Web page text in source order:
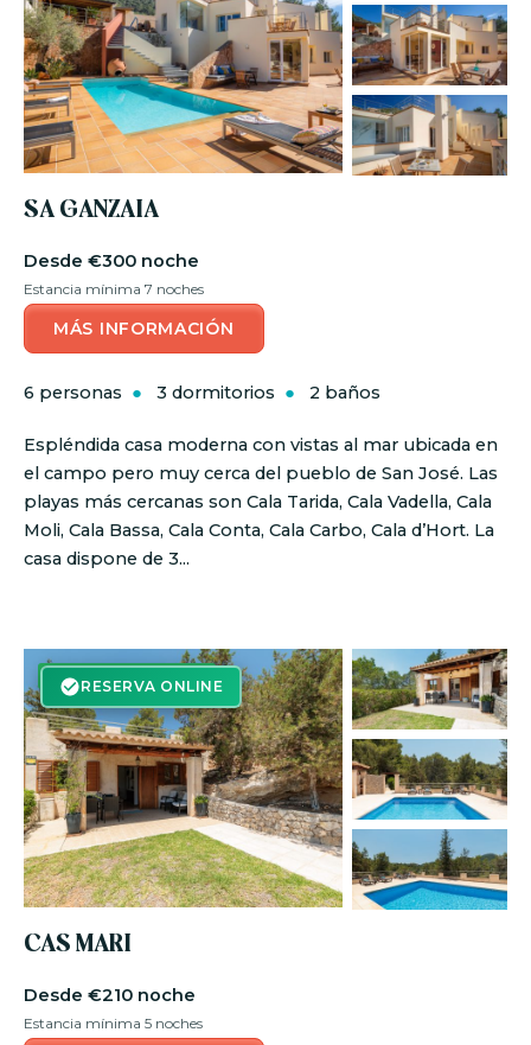
SA GANZAIA
€300 noche
Estancia mínima 7 noches
MÁS INFORMACIÓN
6 personas 3 dormitorios 2 baños
Espléndida casa moderna con vistas al mar ubicada en
el campo pero muy cerca del pueblo de San José. Las
playas más cercanas son Cala Tarida, Cala Vadella, Cala
Moli, Cala Bassa, Cala Conta, Cala Carbo, Cala d’Hort. La
casa dispone de 3...
RESERVA ONLINE
RESERVA ON-LINE
CAS MARI
€210 noche
Estancia mínima 5 noches